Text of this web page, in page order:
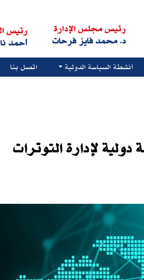
رئيس مجلس الإدارة
د. محمد فايز فرحات
رئيس
أحمد
أنشطة السياسة الدولية اتصل بنا
لإدارة التوترات